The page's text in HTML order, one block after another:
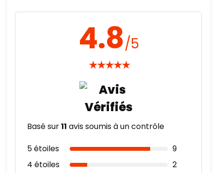
4.8/5
★★★★★
Basé sur11 avis soumis à un contrôle
5 étoiles
9
4 étoiles
2